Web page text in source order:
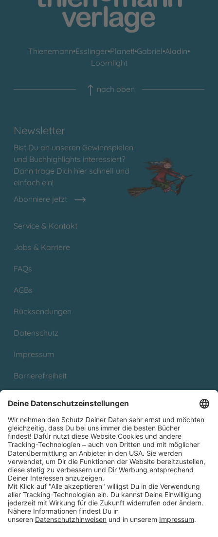
Thienemann•Esslinger•Planet!•Gabriel•Aladin•
Loomlight
nach oben
Newsletter
Bist Du an unseren Gewinnspielen
und Buchhighlights interessiert?
Dann trage Dich hier schnell und
einfach ein!
Abonniere jetzt
Service & Kontakt
Jobs & Karriere
FAQs
AGBs
Rücksendungen
Datenschutz
Impressum
Barrierefreiheit
Partnerprogramm (Affiliate)
Folge uns auf
* Versandkostenfrei ab 9,00 € Bestellwert innerhalb
Deutschlands
** Lieferzeit 1-3 Werktage innerhalb Deutschlands